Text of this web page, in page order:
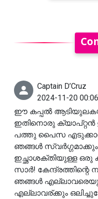
Captain D’Cruz
2024-11-20
ഈ കപ്പൽ
ഇതിനൊരു ക്യാപ്റ്റൻ
പത്തു പൈസ
ഞങ്ങൾ
ഇച്ഛാശക്തിയുള്ള ഒരു
സാർ! കേന്ദ്രത്തിന്റെ
ഞങ്ങൾ എല്ലാവരെയും
എല്ലാവര്ക്കും